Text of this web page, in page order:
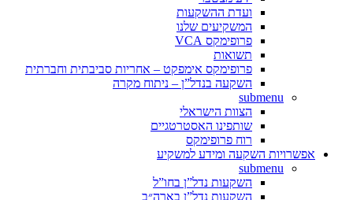
ועדת ההשקעות
המשקיעים שלנו
פרופימקס VCA
תשואות
פרופימקס אימפקט – אחריות סביבתית וחברתית
השקעה בנדל”ן – ניתוח מקרה
submenu
הצוות הישראלי
שותפינו האסטרטגיים
רוח פרופימקס
אפשרויות השקעה ומידע למשקיע
submenu
השקעות נדל”ן בחו”ל
השקעות נדל”ן בארה״ב